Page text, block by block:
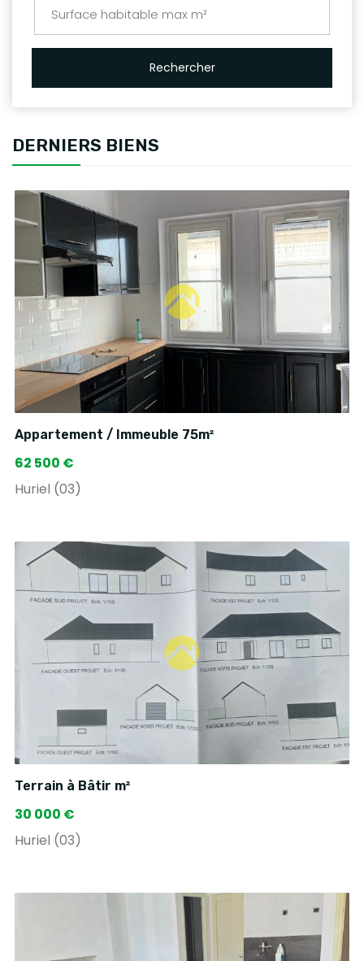
Rechercher
DERNIERS BIENS
Appartement / Immeuble 75m²
62 500 €
Huriel (03)
Terrain à Bâtir m²
30 000 €
Huriel (03)